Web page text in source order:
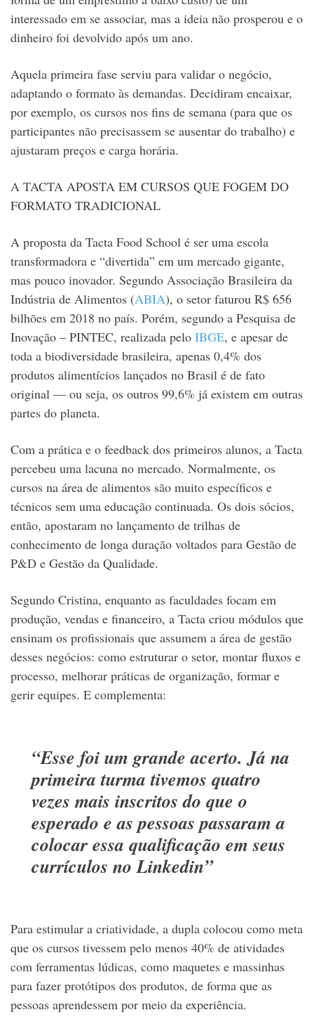
interessado em se associar, mas a ideia não prosperou e o
dinheiro foi devolvido após um ano.
Aquela primeira fase serviu para validar o negócio,
adaptando o formato às demandas. Decidiram encaixar,
por exemplo, os cursos nos fins de semana (para que os
participantes não precisassem se ausentar do trabalho) e
ajustaram preços e carga horária.
A TACTA APOSTA EM CURSOS QUE FOGEM DO
FORMATO TRADICIONAL
A proposta da Tacta Food School é ser uma escola
transformadora e “divertida” em um mercado gigante,
mas pouco inovador. Segundo Associação Brasileira da
Indústria de Alimentos (ABIA), o setor faturou R$ 656
bilhões em 2018 no país. Porém, segundo a Pesquisa de
Inovação – PINTEC, realizada pelo IBGE, e apesar de
toda a biodiversidade brasileira, apenas 0,4% dos
produtos alimentícios lançados no Brasil é de fato
original — ou seja, os outros 99,6% já existem em outras
partes do planeta.
Com a prática e o feedback dos primeiros alunos, a Tacta
percebeu uma lacuna no mercado. Normalmente, os
cursos na área de alimentos são muito específicos e
técnicos sem uma educação continuada. Os dois sócios,
então, apostaram no lançamento de trilhas de
conhecimento de longa duração voltados para Gestão de
P&D e Gestão da Qualidade.
Segundo Cristina, enquanto as faculdades focam em
produção, vendas e financeiro, a Tacta criou módulos que
ensinam os profissionais que assumem a área de gestão
desses negócios: como estruturar o setor, montar fluxos e
processo, melhorar práticas de organização, formar e
gerir equipes. E complementa:
“Esse foi um grande acerto. Já na
primeira turma tivemos quatro
vezes mais inscritos do que o
esperado e as pessoas passaram a
colocar essa qualificação em seus
currículos no Linkedin”
Para estimular a criatividade, a dupla colocou como meta
que os cursos tivessem pelo menos 40% de atividades
com ferramentas lúdicas, como maquetes e massinhas
para fazer protótipos dos produtos, de forma que as
pessoas aprendessem por meio da experiência.